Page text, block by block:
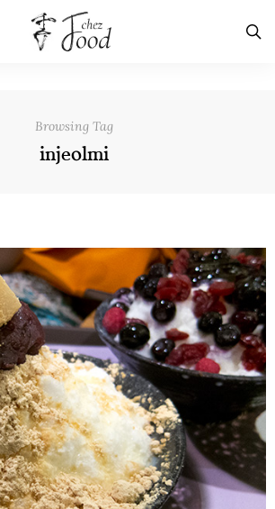
Browsing Tag
injeolmi